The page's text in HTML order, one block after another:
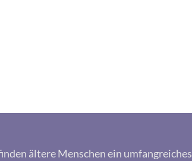
ältere Menschen ein umfangreiches